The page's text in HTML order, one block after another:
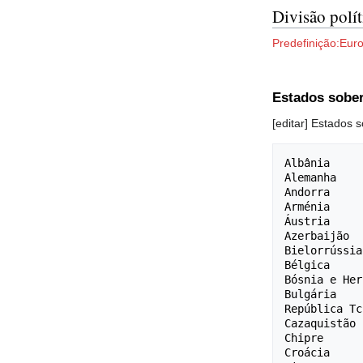
Divisão
Estados
[editar] Estados
Albânia
Alemanha
Andorra
Arménia
Áustria
Azerbaijão
Bélgica
Bósnia e
Bulgária
República
Cazaquistão
Chipre
Croácia